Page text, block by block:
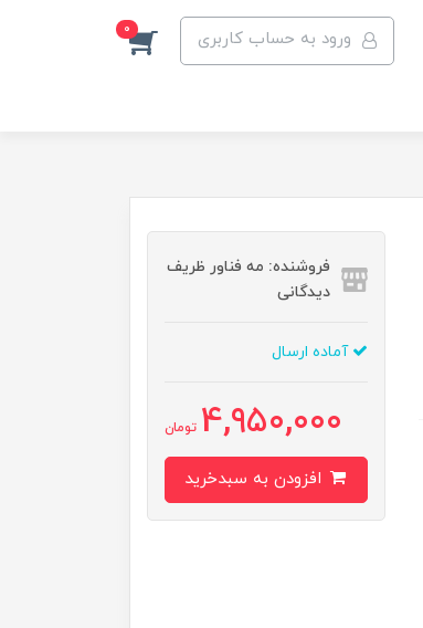
ورود به حساب کاربری 0
فروشنده: مه فناور ظریف
دیدگانی
آماده ارسال
4,950,000 تومان